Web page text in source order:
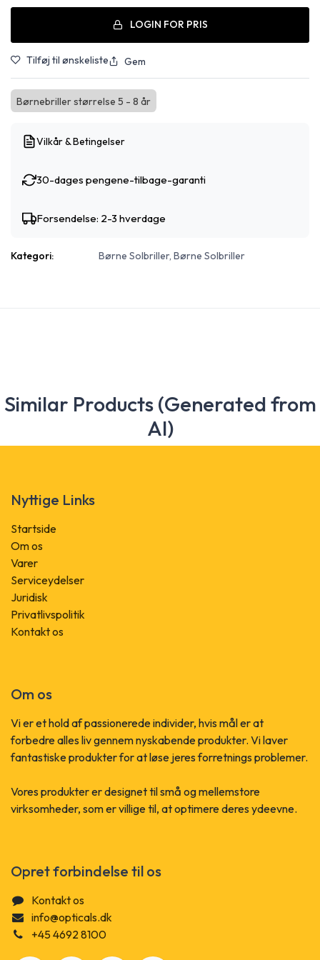
LOGIN FOR PRIS
Tilføj til ønskeliste Gem
Børnebriller størrelse 5 - 8 år
Vilkår & Betingelser
30-dages pengene-tilbage-garanti
Forsendelse: 2-3 hverdage
Kategori: Børne Solbriller, Børne Solbriller
Similar Products (Generated from
AI)
Nyttige Links
Startside
Om os
Varer
Serviceydelser
Juridisk
Privatlivspolitik
Kontakt os
Om os
Vi er et hold af passionerede individer, hvis mål er at
forbedre alles liv gennem nyskabende produkter. Vi laver
fantastiske produkter for at løse jeres forretnings problemer.
Vores produkter er designet til små og mellemstore
virksomheder, som er villige til, at optimere deres ydeevne.
Opret forbindelse til os
Kontakt os
info@opticals.dk
+45 4692 8100